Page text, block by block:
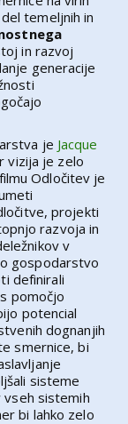
temeljnih in
in razvoj
generacije
je Jacque
vizija je zelo
Odločitev je
projekti
razvoja in
v
gospodarstvo
definirali
pomočjo
potencial
dognanjih
smernice, bi
sisteme
vseh sistemih
bi lahko zelo